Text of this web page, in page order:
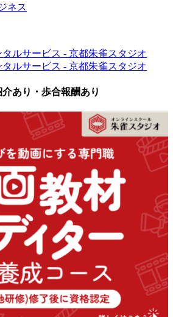
ネス
あり・歩合報酬あり